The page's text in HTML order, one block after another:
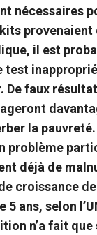
nécessaires
provenaient
il est
test
De faux
la pauvreté.
problème
déjà de
croissance
5 ans, selon
n’a fait